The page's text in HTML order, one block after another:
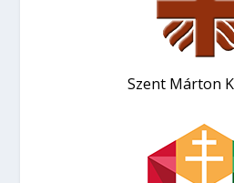
Szent Márton